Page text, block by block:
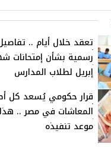
تعقد خلال أيام ..
رسمية بشأن إمتحانات
إبريل لطلاب المدارس
قرار حكومي يُسعد كل
المعاشات في مصر .. هذا
موعد تنفيذه